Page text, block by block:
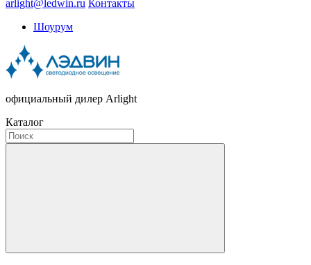
arlight@ledwin.ru Контакты
Шоурум
официальный дилер Arlight
Каталог